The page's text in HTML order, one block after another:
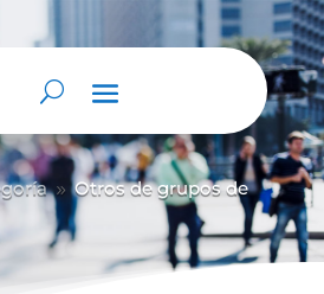
9 Otros de grupos de